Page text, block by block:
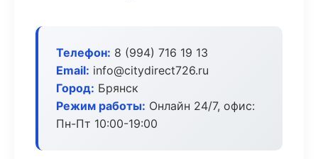
Телефон: 8 (994) 716 19 13
Email: info@citydirect726.ru
Город: Брянск
Режим работы: Онлайн 24/7, офис:
Пн-Пт 10:00-19:00